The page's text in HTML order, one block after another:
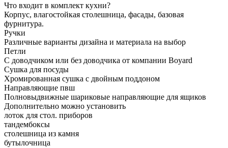
Что входит в комплект кухни?
Корпус, влагостойкая столешница, фасады, базовая
фурнитура.
Ручки
Различные варианты дизайна и материала на выбор
Петли
С доводчиком или без доводчика от компании Boyard
Сушка для посуды
Хромированная сушка с двойным поддоном
Направляющие пвш
Полновыдвижные шариковые направляющие для ящиков
Дополнительно можно установить
лоток для стол. приборов
тандембоксы
столешница из камня
бутылочница